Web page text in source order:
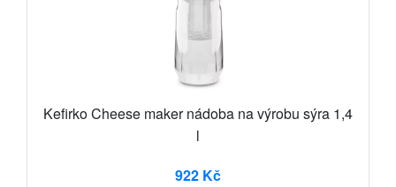
Kefirko Cheese maker nádoba na výrobu sýra 1,4
l
922 Kč